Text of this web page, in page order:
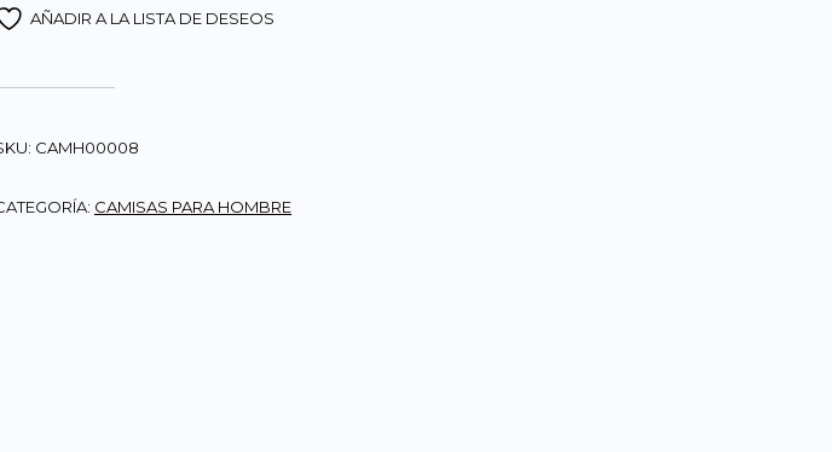
AÑADIR A LA LISTA DE DESEOS
CAMH00008
CAMISAS PARA HOMBRE